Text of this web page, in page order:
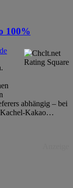
100%
abhängig – bei
Kakao…